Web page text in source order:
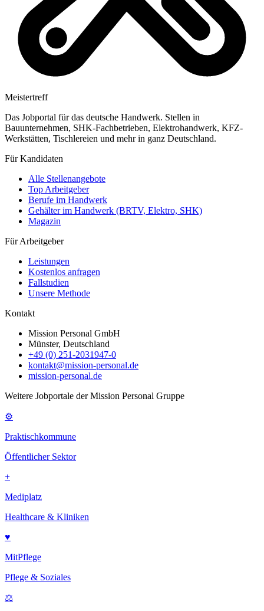
Meistertreff
Das Jobportal für das deutsche Handwerk. Stellen in
Bauunternehmen, SHK-Fachbetrieben, Elektrohandwerk, KFZ-
Werkstätten, Tischlereien und mehr in ganz Deutschland.
Für Kandidaten
Alle Stellenangebote
Top Arbeitgeber
Berufe im Handwerk
Gehälter im Handwerk (BRTV, Elektro, SHK)
Magazin
Für Arbeitgeber
Leistungen
Kostenlos anfragen
Fallstudien
Unsere Methode
Kontakt
Mission Personal GmbH
Münster, Deutschland
+49 (0) 251-2031947-0
kontakt@mission-personal.de
mission-personal.de
Weitere Jobportale der Mission Personal Gruppe
⚙
Praktischkommune
Öffentlicher Sektor
+
Mediplatz
Healthcare & Kliniken
♥
MitPflege
Pflege & Soziales
⚖